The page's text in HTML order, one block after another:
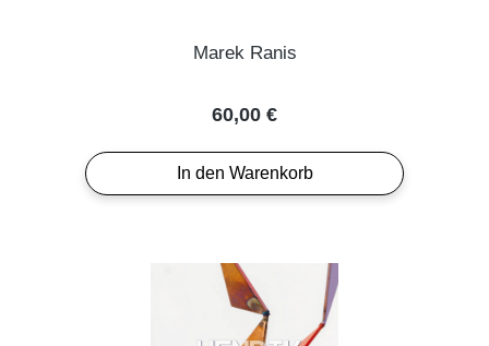
Marek Ranis
Regulärer Preis:
60,00 €
In den Warenkorb